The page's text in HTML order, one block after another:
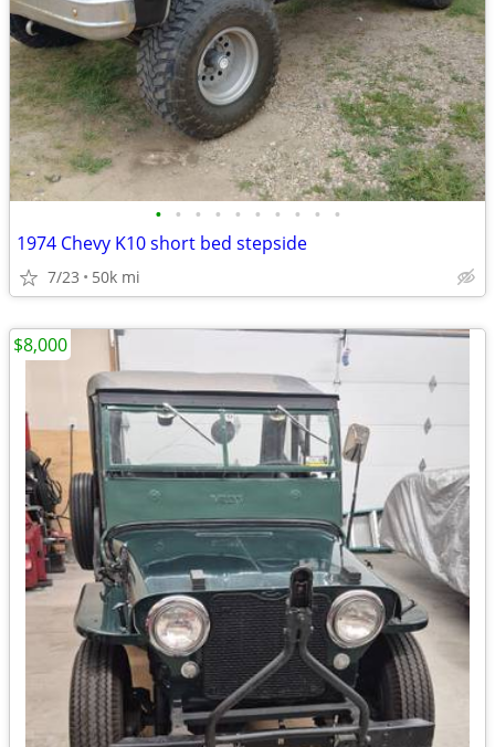
• • • • • • • • • •
1974 Chevy K10 short bed stepside
7/23 50k mi
$8,000